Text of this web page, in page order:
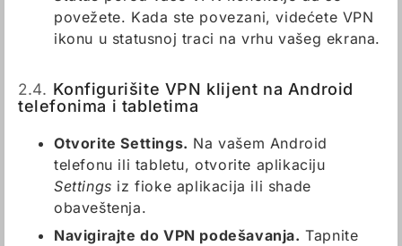
povežete. Kada ste povezani, videćete VPN
ikonu u statusnoj traci na vrhu vašeg ekrana.
2.4. Konfigurišite VPN klijent na Android
telefonima i tabletima
Otvorite Settings. Na vašem Android
telefonu ili tabletu, otvorite aplikaciju
Settings iz fioke aplikacija ili shade
obaveštenja.
Navigirajte do VPN podešavanja. Tapnite